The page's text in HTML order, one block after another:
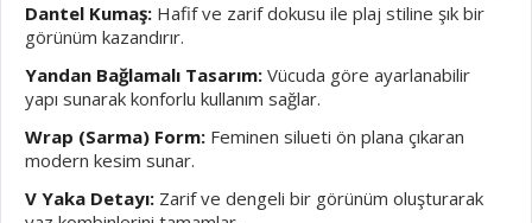
Dantel Kumaş: Hafif ve zarif dokusu ile plaj stiline şık bir
görünüm kazandırır.
Yandan Bağlamalı Tasarım: Vücuda göre ayarlanabilir
yapı sunarak konforlu kullanım sağlar.
Wrap (Sarma) Form: Feminen silueti ön plana çıkaran
modern kesim sunar.
V Yaka Detayı: Zarif ve dengeli bir görünüm oluşturarak